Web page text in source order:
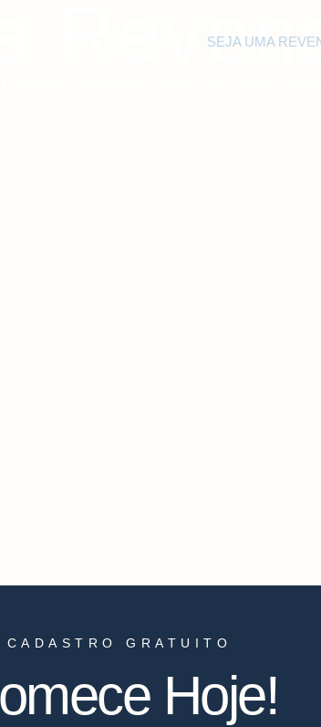
SEJA UMA
CADASTRO GRATUITO
Hoje!